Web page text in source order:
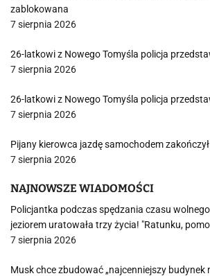
zablokowana
7 sierpnia 2026
26-latkowi z Nowego Tomyśla policja
7 sierpnia 2026
26-latkowi z Nowego Tomyśla policja
7 sierpnia 2026
Pijany kierowca jazdę samochodem
7 sierpnia 2026
NAJNOWSZE WIADOMOŚCI
Policjantka podczas spędzania czasu
jeziorem uratowała trzy życia! "Ratunku,
7 sierpnia 2026
Musk chce zbudować „najcenniejszy budynek